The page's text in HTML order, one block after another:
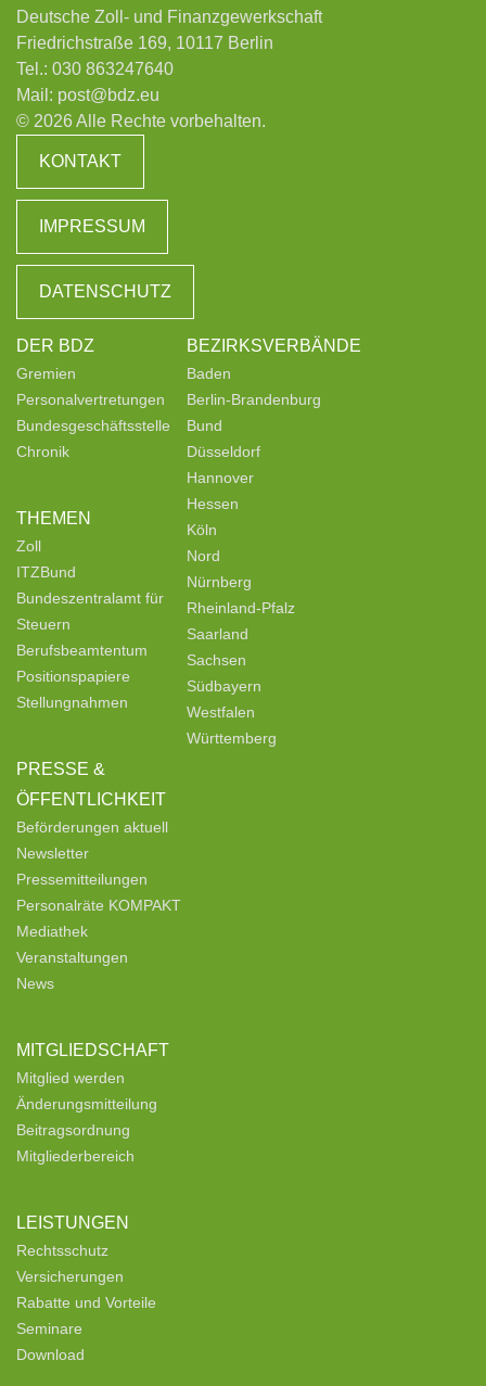
Deutsche Zoll- und Finanzgewerkschaft
Friedrichstraße 169, 10117 Berlin
Tel.: 030 863247640
Mail: post@bdz.eu
© 2026 Alle Rechte vorbehalten.
KONTAKT
IMPRESSUM
DATENSCHUTZ
DER BDZ
Gremien
Personalvertretungen
Bundesgeschäftsstelle
Chronik
THEMEN
Zoll
ITZBund
Bundeszentralamt für
Steuern
Berufsbeamtentum
Positionspapiere
Stellungnahmen
PRESSE &
ÖFFENTLICHKEIT
Beförderungen aktuell
Newsletter
Pressemitteilungen
Personalräte KOMPAKT
Mediathek
Veranstaltungen
News
MITGLIEDSCHAFT
Mitglied werden
Änderungsmitteilung
Beitragsordnung
Mitgliederbereich
LEISTUNGEN
Rechtsschutz
Versicherungen
Rabatte und Vorteile
Seminare
Download
BEZIRKSVERBÄNDE
Baden
Berlin-Brandenburg
Bund
Düsseldorf
Hannover
Hessen
Köln
Nord
Nürnberg
Rheinland-Pfalz
Saarland
Sachsen
Südbayern
Westfalen
Württemberg